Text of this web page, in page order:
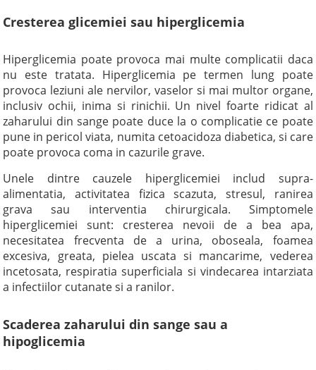
Cresterea glicemiei sau hiperglicemia
Hiperglicemia poate provoca mai multe complicatii daca
nu este tratata. Hiperglicemia pe termen lung poate
provoca leziuni ale nervilor, vaselor si mai multor organe,
inclusiv ochii, inima si rinichii. Un nivel foarte ridicat al
zaharului din sange poate duce la o complicatie ce poate
pune in pericol viata, numita cetoacidoza diabetica, si care
poate provoca coma in cazurile grave.
Unele dintre cauzele hiperglicemiei includ supra-
alimentatia, activitatea fizica scazuta, stresul, ranirea
grava sau interventia chirurgicala. Simptomele
hiperglicemiei sunt: cresterea nevoii de a bea apa,
necesitatea frecventa de a urina, oboseala, foamea
excesiva, greata, pielea uscata si mancarime, vederea
incetosata, respiratia superficiala si vindecarea intarziata
a infectiilor cutanate si a ranilor.
Scaderea zaharului din sange sau a
hipoglicemia